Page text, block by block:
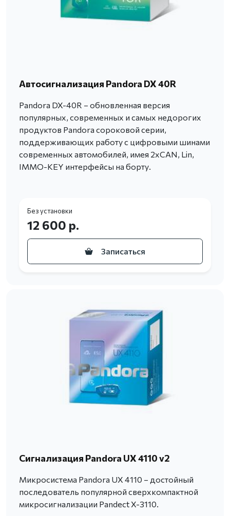
Автосигнализация Pandora DX 40R
Pandora DX-40R – обновленная версия
популярных, современных и самых недорогих
продуктов Pandora сороковой серии,
поддерживающих работу с цифровыми шинами
современных автомобилей, имея 2хCAN, Lin,
IMMO-KEY интерфейсы на борту.
Без установки
12 600 р.
Записаться
Сигнализация Pandora UX 4110 v2
Микросистема Pandora UX 4110 – достойный
последователь популярной сверхкомпактной
микросигнализации Pandect X-3110.